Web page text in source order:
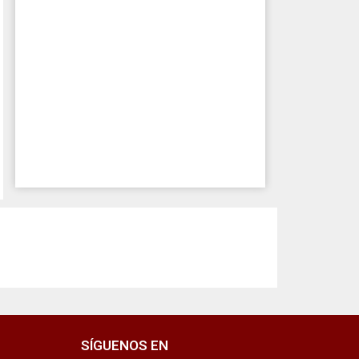
SÍGUENOS EN